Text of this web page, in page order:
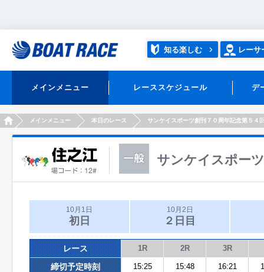
知る楽しむ レーサ
メインメニュー レーススケジュール デ
HOMEメインメニュー 本日のレース サンケイスポーツ創刊７０周年記念第５４
サンケイスポー
10月1日
初日
10月2日
２日目
レース 1R 2R 3R
締切予定時刻 15:25 15:48 16:21